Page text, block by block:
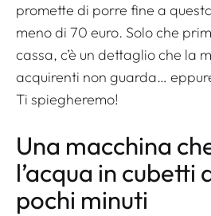
promette di porre fine a
meno di 70 euro. Solo che
cassa, c’è un dettaglio che la
acquirenti non guarda…
Ti spiegheremo!
Una macchina
l’acqua in cubetti
pochi minuti